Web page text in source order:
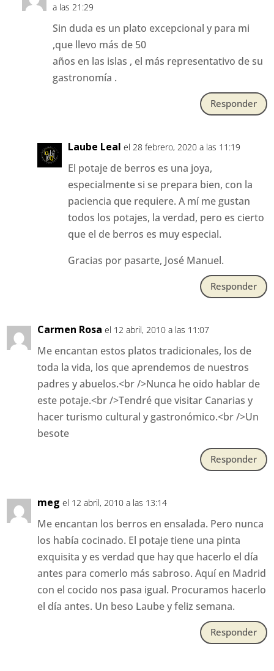
a las 21:29
Sin duda es un plato excepcional y para mi
,que llevo más de 50
años en las islas , el más representativo de su
gastronomía .
Responder
Laube Leal el 28 febrero, 2020 a las 11:19
El potaje de berros es una joya,
especialmente si se prepara bien, con la
paciencia que requiere. A mí me gustan
todos los potajes, la verdad, pero es cierto
que el de berros es muy especial.
Gracias por pasarte, José Manuel.
Responder
Carmen Rosa el 12 abril, 2010 a las 11:07
Me encantan estos platos tradicionales, los de
toda la vida, los que aprendemos de nuestros
padres y abuelos.<br />Nunca he oido hablar de
este potaje.<br />Tendré que visitar Canarias y
hacer turismo cultural y gastronómico.<br />Un
besote
Responder
meg el 12 abril, 2010 a las 13:14
Me encantan los berros en ensalada. Pero nunca
los había cocinado. El potaje tiene una pinta
exquisita y es verdad que hay que hacerlo el día
antes para comerlo más sabroso. Aquí en Madrid
con el cocido nos pasa igual. Procuramos hacerlo
el día antes. Un beso Laube y feliz semana.
Responder